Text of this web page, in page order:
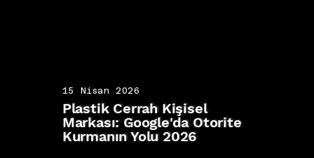
15 Nisan 2026
Plastik Cerrah Kişisel
Markası: Google'da Otorite
Kurmanın Yolu 2026